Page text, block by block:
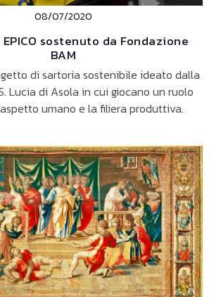
08/07/2020
sostenuto da Fondazione
BAM
di sartoria sostenibile ideato dalla
Lucia di Asola in cui giocano un ruolo
umano e la filiera produttiva.